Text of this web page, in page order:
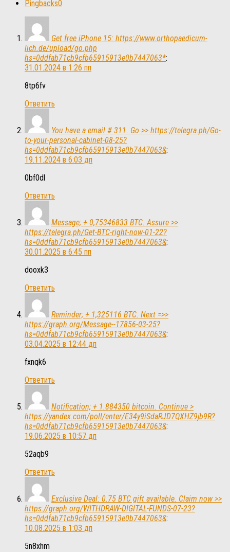
Pingbacks0
Get free iPhone 15: https://www.orthopaedicum-
lich.de/upload/go.php
hs=0ddfab71cb9cfb65915913e0b7447063*:
31.01.2024 в 1:26 пп
8tp6fv
Ответить
You have a email # 311. Go >> https://telegra.ph/Go-
to-your-personal-cabinet-08-25?
hs=0ddfab71cb9cfb65915913e0b7447063&:
19.11.2024 в 6:03 дп
0bf0dl
Ответить
Message; + 0,75346833 BTC. Assure >>
https://telegra.ph/Get-BTC-right-now-01-22?
hs=0ddfab71cb9cfb65915913e0b7447063&:
30.01.2025 в 6:45 пп
dooxk3
Ответить
Reminder; + 1,325116 BTC. Next =>>
https://graph.org/Message--17856-03-25?
hs=0ddfab71cb9cfb65915913e0b7447063&:
03.04.2025 в 12:44 дп
fxnqk6
Ответить
Notification; + 1.884350 bitcoin. Continue >
https://yandex.com/poll/enter/E34y9iSdaRJD7QXHZ9jb9R?
hs=0ddfab71cb9cfb65915913e0b7447063&:
19.06.2025 в 10:57 дп
52aqb9
Ответить
Exclusive Deal: 0.75 BTC gift available. Claim now >>
https://graph.org/WITHDRAW-DIGITAL-FUNDS-07-23?
hs=0ddfab71cb9cfb65915913e0b7447063&:
10.08.2025 в 1:03 дп
5n8xhm